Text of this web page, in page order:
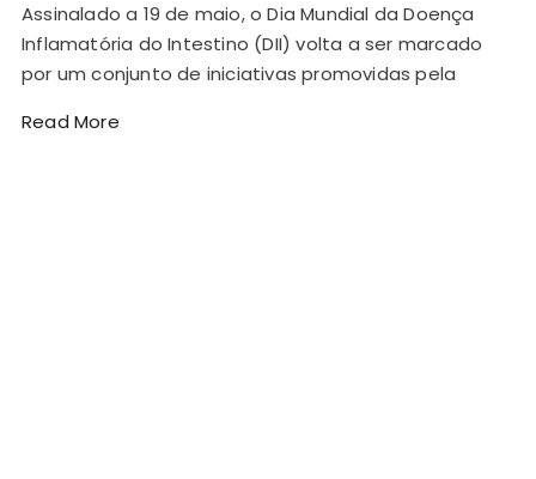
Assinalado a 19 de maio, o Dia Mundial da Doença
Inflamatória do Intestino (DII) volta a ser marcado
por um conjunto de iniciativas promovidas pela
Read More